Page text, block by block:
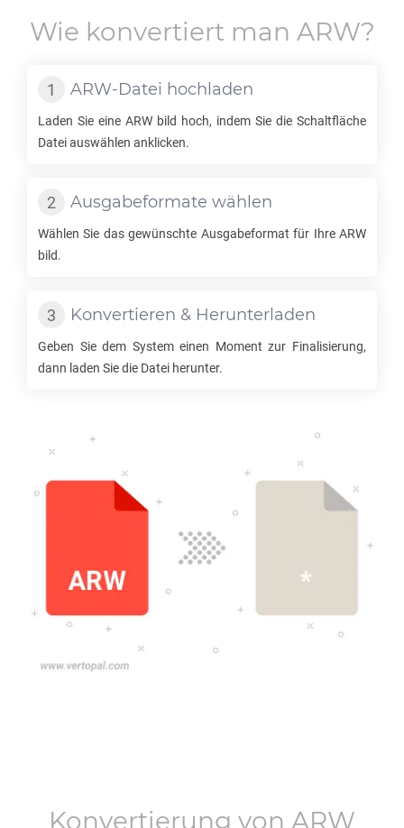
Wie konvertiert man ARW?
ARW-Datei hochladen
Laden Sie eine ARW bild hoch, indem Sie die Schaltfläche
Datei auswählen anklicken.
Ausgabeformate wählen
Wählen Sie das gewünschte Ausgabeformat für Ihre ARW
bild.
Konvertieren & Herunterladen
Geben Sie dem System einen Moment zur Finalisierung,
dann laden Sie die Datei herunter.
Konvertierung von ARW